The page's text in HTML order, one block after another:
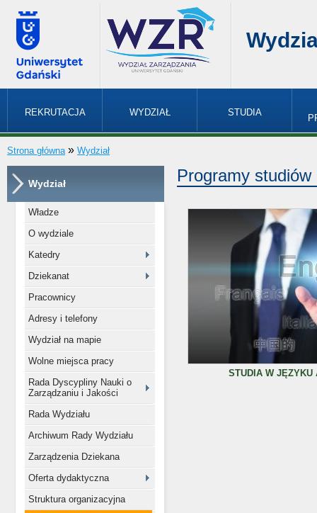
REKRUTACJA WYDZIAŁ STUDIA
Strona główna » Wydział
Wydział
Władze
O wydziale
Katedry
Dziekanat
Pracownicy
Adresy i telefony
Wydział na mapie
Wolne miejsca pracy
Rada Dyscypliny Nauki o
Zarządzaniu i Jakości
Rada Wydziału
Archiwum Rady Wydziału
Zarządzenia Dziekana
Oferta dydaktyczna
Struktura organizacyjna
Programy studiów
STUDIA W JĘZYKU